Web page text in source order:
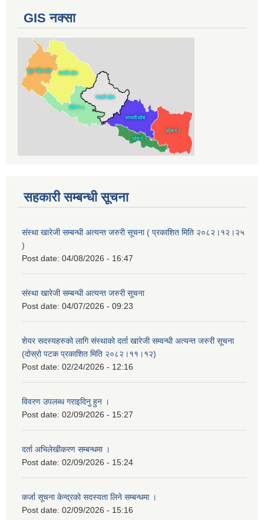
GIS नक्सा
सहकारी सम्बन्धी सूचना
संस्था खारेजी सम्बन्धी अत्यन्त जरुरी सूचना ( प्रकाशित मिति २०८२।१२।२५
)
Post date: 04/08/2026 - 16:47
संस्था खारेजी सम्बन्धी अत्यन्त जरुरी सूचना
Post date: 04/07/2026 - 09:23
शेयर सदस्यहरुको लागि संस्थाको दर्ता खारेजी सम्वन्धी अत्यन्त जरुरी सूचना
(दोस्रो पटक प्रकाशित मिति २०८२।११।१२)
Post date: 02/24/2026 - 12:16
विवरण उपलब्ध गराइदिनु हुन ।
Post date: 02/09/2026 - 15:27
दर्ता अभिलेखीकरण सम्बन्धमा ।
Post date: 02/09/2026 - 15:24
कर्जा सूचना केन्द्रको सदस्यता लिने सम्बन्धमा ।
Post date: 02/09/2026 - 15:16